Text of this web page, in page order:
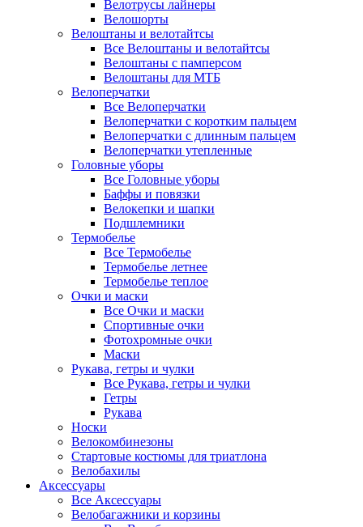
Велотрусы лайнеры
Велошорты
Велоштаны и велотайтсы
Все Велоштаны и велотайтсы
Велоштаны с памперсом
Велоштаны для МТБ
Велоперчатки
Все Велоперчатки
Велоперчатки с коротким пальцем
Велоперчатки с длинным пальцем
Велоперчатки утепленные
Головные уборы
Все Головные уборы
Баффы и повязки
Велокепки и шапки
Подшлемники
Термобелье
Все Термобелье
Термобелье летнее
Термобелье теплое
Очки и маски
Все Очки и маски
Спортивные очки
Фотохромные очки
Маски
Рукава, гетры и чулки
Все Рукава, гетры и чулки
Гетры
Рукава
Носки
Велокомбинезоны
Стартовые костюмы для триатлона
Велобахилы
Аксессуары
Все Аксессуары
Велобагажники и корзины